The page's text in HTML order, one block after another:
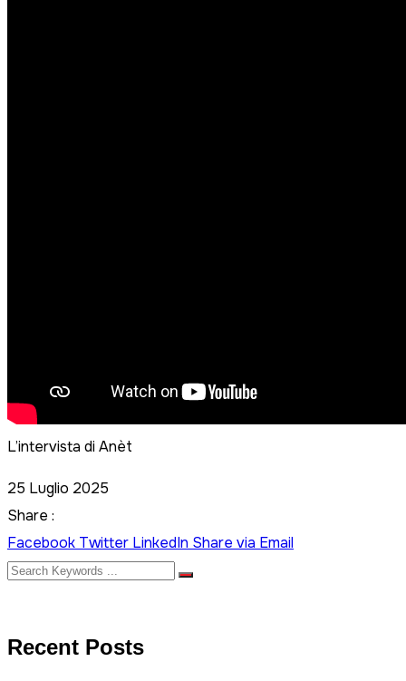
L’intervista di Anèt
25 Luglio 2025
Share :
Facebook Twitter LinkedIn Share via Email
Recent Posts